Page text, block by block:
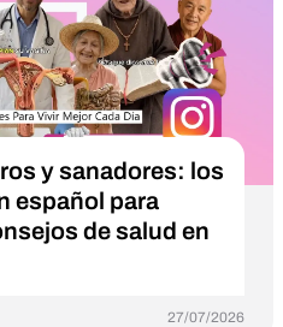
y sanadores: los
español para
de salud en
27/07/2026